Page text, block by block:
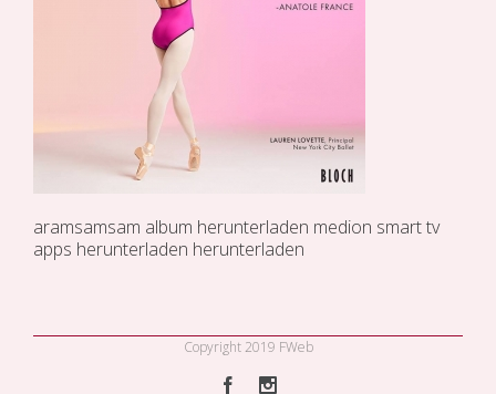
aramsamsam album herunterladen medion smart tv
apps herunterladen herunterladen
Copyright 2019 FWeb